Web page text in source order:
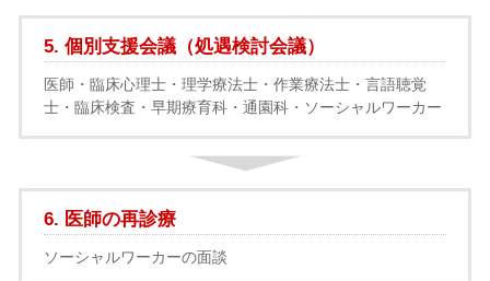
5. 個別支援会議（処遇検討会議）
医師・臨床心理士・理学療法士・作業療法士・言語聴覚
士・臨床検査・早期療育科・通園科・ソーシャルワーカー
6. 医師の再診療
ソーシャルワーカーの面談